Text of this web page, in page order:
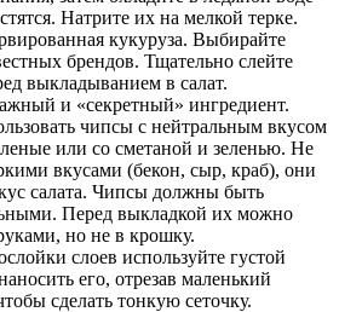
Натрите их на мелкой терке.
кукуруза. Выбирайте
брендов. Тщательно слейте
выкладыванием в салат.
и «секретный» ингредиент.
чипсы с нейтральным вкусом
или со сметаной и зеленью. Не
вкусами (бекон, сыр, краб), они
салата. Чипсы должны быть
Перед выкладкой их можно
но не в крошку.
слоев используйте густой
его, отрезав маленький
сделать тонкую сеточку.